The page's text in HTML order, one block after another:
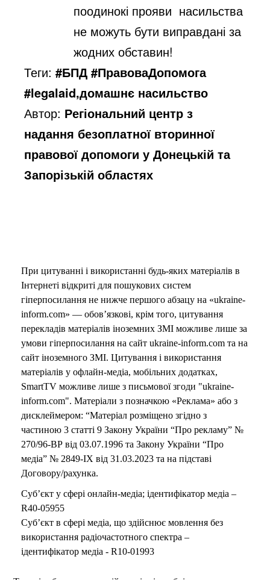
поодинокі прояви насильства
не можуть бути виправданіза
жодних обставин!
Теги:#БПД #ПравоваДопомога
#legalaid,домашнє насильство
Автор: Регіональний центр з
надання безоплатної вторинної
правової допомоги у Донецькій та
Запорізькій областях
При цитуванні і використанні будь-яких матеріалів в
Інтернеті відкриті для пошукових систем
гіперпосилання не нижче першого абзацу на «ukraine-
inform.com» — обов’язкові, крім того, цитування
перекладів матеріалів іноземних ЗМІ можливе лише за
умови гіперпосилання на сайт ukraine-inform.com та на
сайт іноземного ЗМІ. Цитування і використання
матеріалів у офлайн-медіа, мобільних додатках,
SmartTV можливе лише з письмової згоди "ukraine-
inform.com". Матеріали з позначкою «Реклама» або з
дисклеймером: “Матеріал розміщено згідно з
частиною 3 статті 9 Закону України “Про рекламу” №
270/96-ВР від 03.07.1996 та Закону України “Про
медіа” № 2849-IX від 31.03.2023 та на підставі
Договору/рахунка.
Суб’єкт у сфері онлайн-медіа; ідентифікатор медіа –
R40-05955
Суб’єкт в сфері медіа, що здійснює мовлення без
використання радіочастотного спектра –
ідентифікатор медіа - R10-01993